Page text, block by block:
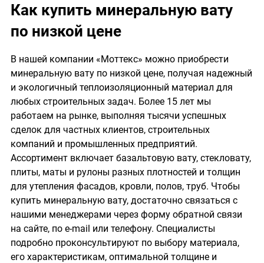
Как купить минеральную вату
по низкой цене
В нашей компании «Моттекс» можно приобрести
минеральную вату по низкой цене, получая надежный
и экологичный теплоизоляционный материал для
любых строительных задач. Более 15 лет мы
работаем на рынке, выполняя тысячи успешных
сделок для частных клиентов, строительных
компаний и промышленных предприятий.
Ассортимент включает базальтовую вату, стекловату,
плиты, маты и рулоны разных плотностей и толщин
для утепления фасадов, кровли, полов, труб. Чтобы
купить минеральную вату, достаточно связаться с
нашими менеджерами через форму обратной связи
на сайте, по e-mail или телефону. Специалисты
подробно проконсультируют по выбору материала,
его характеристикам, оптимальной толщине и